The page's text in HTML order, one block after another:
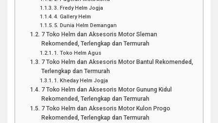
3. Fredy Helm Jogja
4. Gallery Helm
5. Dunia Helm Demangan
7 Toko Helm dan Aksesoris Motor Sleman
Rekomended, Terlengkap dan Termurah
1. Toko Helm Agus
7 Toko Helm dan Aksesoris Motor Bantul Rekomended,
Terlengkap dan Termurah
1. Kheday Helm Jogja
7 Toko Helm dan Aksesoris Motor Gunung Kidul
Rekomended, Terlengkap dan Termurah
7 Toko Helm dan Aksesoris Motor Kulon Progo
Rekomended, Terlengkap dan Termurah